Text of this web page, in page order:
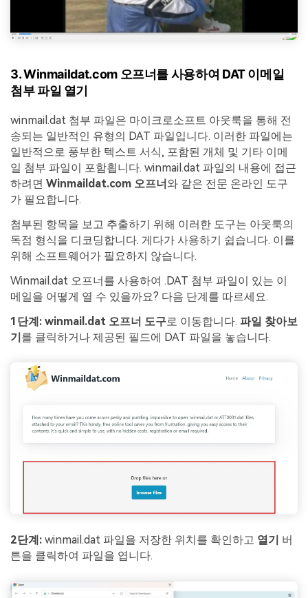
3. Winmaildat.com 오프너를 사용하여 DAT 이메일
첨부 파일 열기
winmail.dat 첨부 파일은 마이크로소프트 아웃룩을 통해 전
송되는 일반적인 유형의 DAT 파일입니다. 이러한 파일에는
일반적으로 풍부한 텍스트 서식, 포함된 개체 및 기타 이메
일 첨부 파일이 포함횝니다. winmail.dat 파일의 내용에 접근
하려면 Winmaildat.com 오프너 와 같은 전문 온라인 도구
가 필요합니다.
첨부된 항목을 보고 추출하기 위해 이러한 도구는 아웃룩의
독점 형식을 디코딩합니다. 게다가 사용하기 쉽습니다. 이를
위해 소프트웨어가 필요하지 않습니다.
Winmail.dat 오프너를 사용하여 .DAT 첨부 파일이 있는 이
메일을 어떻게 열 수 있을까요? 다음 단계를 따르세요.
1단계: winmail.dat 오프너 도구로 이동합니다. 파일 찾아보
기를 클릭하거나 제공된 필드에 DAT 파일을 놓습니다.
2단계: winmail.dat 파일을 저장한 위치를 확인하고 열기 버
튼을 클릭하여 파일을 엽니다.